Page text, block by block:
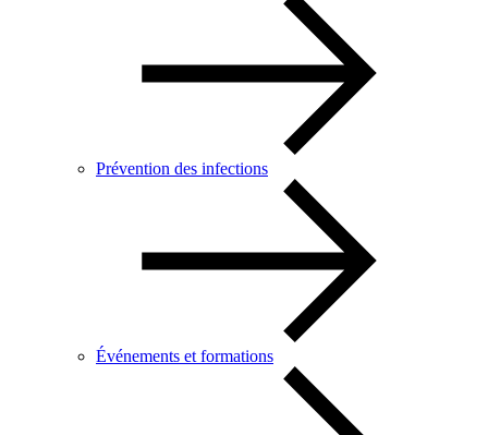
Prévention des infections
Événements et formations